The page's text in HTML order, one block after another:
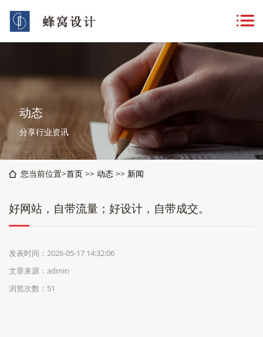
动态
分享行业资讯
您当前位置>首页 >> 动态 >> 新闻
好网站，自带流量；好设计，自带成交。
发表时间：2026-05-17 14:32:06
文章来源：admin
浏览次数：51